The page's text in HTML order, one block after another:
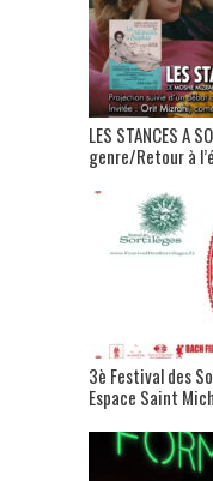
LES STANCES A
genre/Retour à
3è Festival des
Espace Saint